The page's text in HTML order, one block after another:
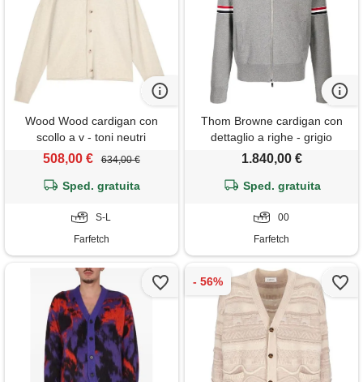
Wood Wood cardigan con
scollo a v - toni neutri
508,00 € 634,00 €
Sped. gratuita
S-L
Farfetch
Thom Browne cardigan con
dettaglio a righe - grigio
1.840,00 €
Sped. gratuita
00
Farfetch